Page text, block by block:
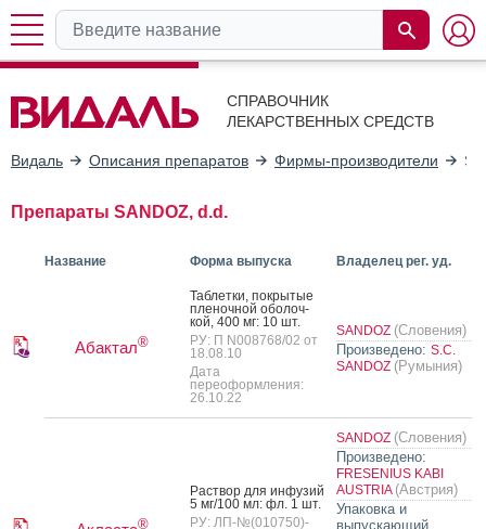
СПРАВОЧНИК
ЛЕКАРСТВЕННЫХ СРЕДСТВ
Видаль Описания препаратов Фирмы-производители
Препараты SANDOZ, d.d.
Название Форма выпуска Владелец рег. уд.
Абактал®
Таб­летки, пок­ры­тые
пле­ноч­ной обо­лоч­
кой, 400 мг: 10 шт.
РУ: П N008768/02 от
18.08.10
Дата
переоформления:
26.10.22
SANDOZ (Словения)
Произведено: S.C.
SANDOZ (Румыния)
®
Рас­твор для ин­фу­зий
5 мг/100 мл: фл. 1 шт.
РУ: ЛП-№(010750)-
SANDOZ (Словения)
Произведено:
FRESENIUS KABI
AUSTRIA (Австрия)
Упаковка и
выпускающий